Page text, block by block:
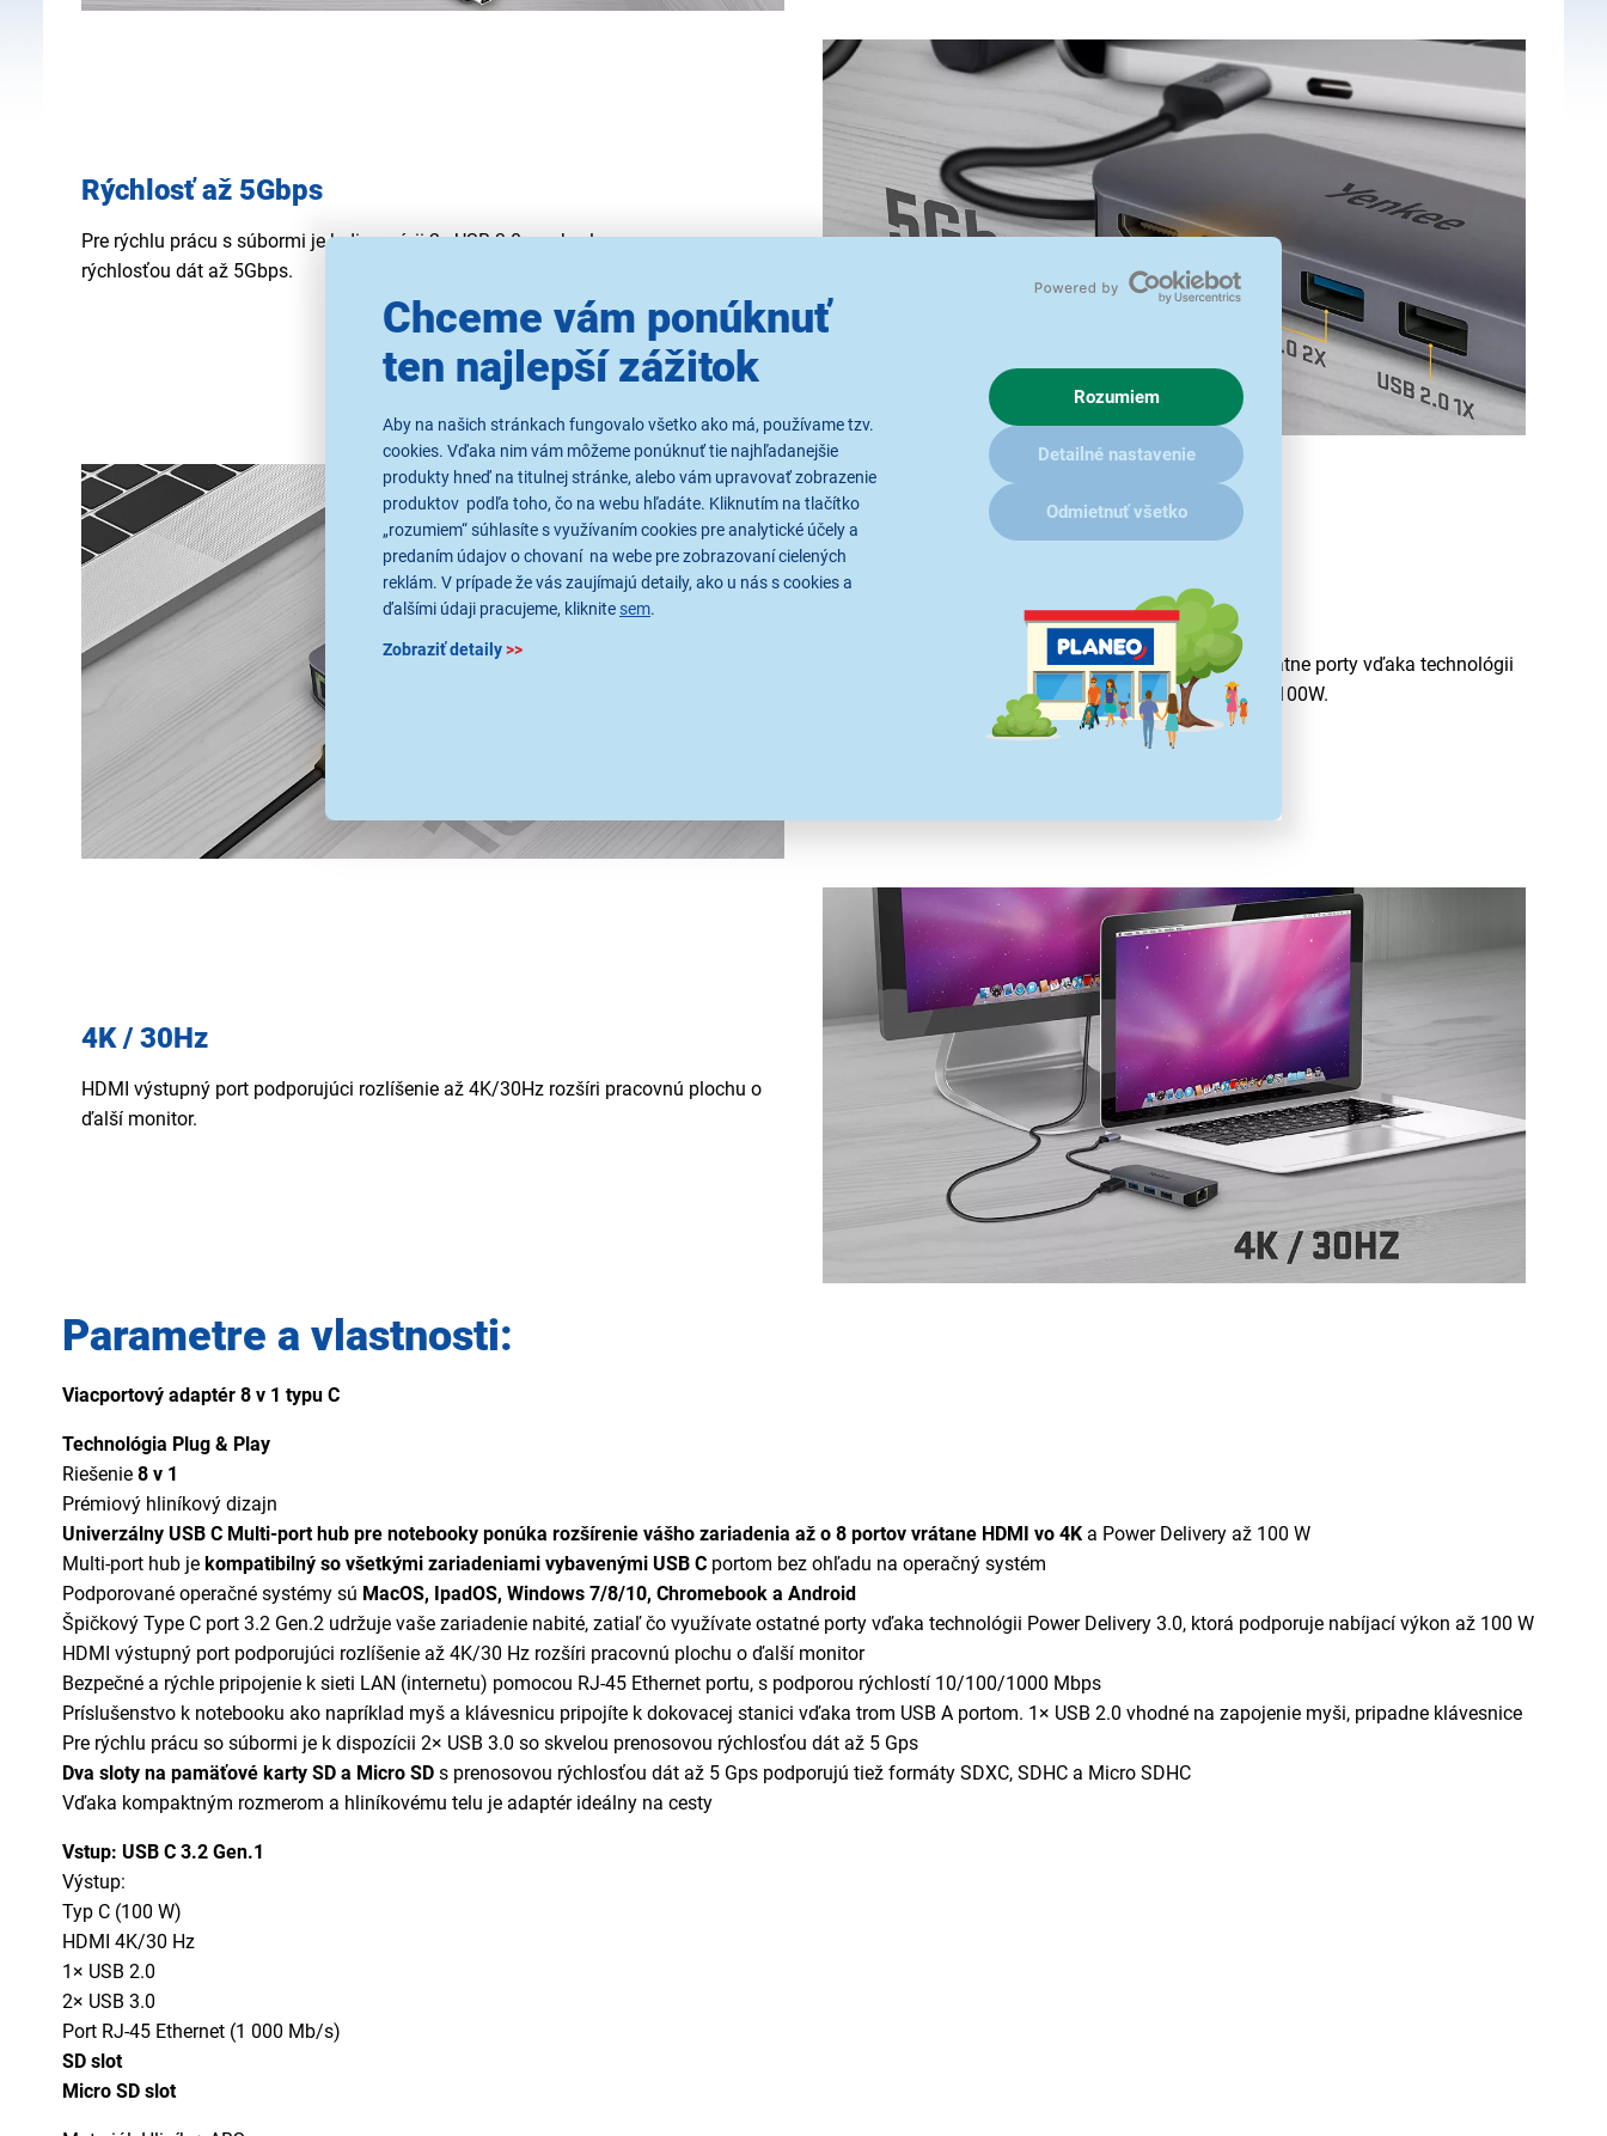
Chceme vám ponúknuť
ten najlepší zážitok
Aby na našich stránkach fungovalo všetko ako má, používame tzv.
cookies. Vďaka nim vám môžeme ponúknuť tie najhľadanejšie
produkty hneď na titulnej stránke, alebo vám upravovať zobrazenie
produktov podľa toho, čo na webu hľadáte. Kliknutím na tlačítko
„rozumiem“ súhlasíte s využívaním cookies pre analytické účely a
predaním údajov o chovaní na webe pre zobrazovaní cielených
reklám. V prípade že vás zaujímajú detaily, ako u nás s cookies a
ďalšími údaji pracujeme, kliknite sem.
Zobraziť detaily>>
Rozumiem
Detailné nastavenie
Odmietnuť všetko
Rýchlosť až 5Gbps
Pre rýchlu prácu s súbormi je k dispozícii 2x USB 3.0 so skvelou prenosovou
rýchlosťou dát až 5Gbps.
Špičkový Type C port 3.2 Gen.2
Udržuje vaše zariadenie nabité zatiaľ čo využívate ostatne porty vďaka technológii
Power Delivery 3.0, ktprá podporuje nabíjací výkon až 100W.
4K / 30Hz
HDMI výstupný port podporujúci rozlíšenie až 4K/30Hz rozšíri pracovnú plochu o
ďalší monitor.
Parametre a vlastnosti:
Viacportový adaptér 8 v 1 typu C
Technológia Plug & Play
Riešenie 8 v 1
Prémiový hliníkový dizajn
Univerzálny USB C Multi-port hub pre notebooky ponúka rozšírenie vášho zariadenia až o 8 portov vrátane HDMI vo 4K a Power Delivery až 100 W
Multi-port hub je kompatibilný so všetkými zariadeniami vybavenými USB C portom bez ohľadu na operačný systém
Podporované operačné systémy sú MacOS, IpadOS, Windows 7/8/10, Chromebook a Android
Špičkový Type C port 3.2 Gen.2 udržuje vaše zariadenie nabité, zatiaľ čo využívate ostatné porty vďaka technológii Power Delivery 3.0, ktorá podporuje nabíjací výkon až 100 W
HDMI výstupný port podporujúci rozlíšenie až 4K/30 Hz rozšíri pracovnú plochu o ďalší monitor
Bezpečné a rýchle pripojenie k sieti LAN (internetu) pomocou RJ-45 Ethernet portu, s podporou rýchlostí 10/100/1000 Mbps
Príslušenstvo k notebooku ako napríklad myš a klávesnicu pripojíte k dokovacej stanici vďaka trom USB A portom. 1× USB 2.0 vhodné na zapojenie myši, pripadne klávesnice
Pre rýchlu prácu so súbormi je k dispozícii 2× USB 3.0 so skvelou prenosovou rýchlosťou dát až 5 Gps
Dva sloty na pamäťové karty SD a Micro SD s prenosovou rýchlosťou dát až 5 Gps podporujú tiež formáty SDXC, SDHC a Micro SDHC
Vďaka kompaktným rozmerom a hliníkovému telu je adaptér ideálny na cesty
Vstup: USB C 3.2 Gen.1
Výstup:
Typ C (100 W)
HDMI 4K/30 Hz
1× USB 2.0
2× USB 3.0
Port RJ-45 Ethernet (1 000 Mb/s)
SD slot
Micro SD slot